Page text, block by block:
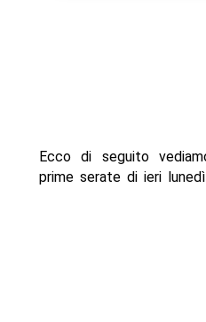
Ecco di seguito
prime serate di ieri